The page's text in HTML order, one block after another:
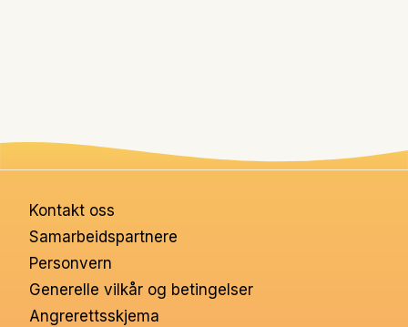
Kontakt oss
Samarbeidspartnere
Personvern
Generelle vilkår og betingelser
Angrerettsskjema